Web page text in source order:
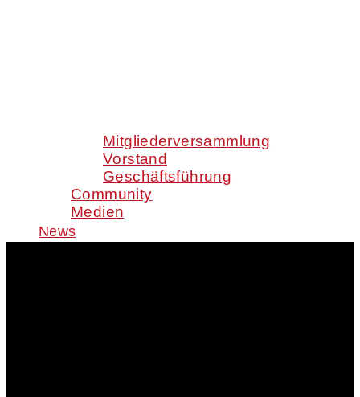
Mitgliederversammlung
Vorstand
Geschäftsführung
Community
Medien
News